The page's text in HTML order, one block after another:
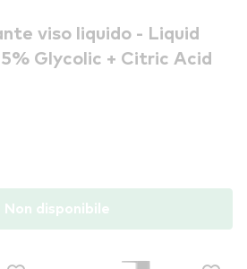
viso liquido - Liquid
Glycolic + Citric Acid
Non disponibile